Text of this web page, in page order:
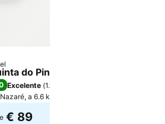
do Pinheiro Hotel E Eventos
Excelente (1.137 pontuações
Nazaré, a 6.6 km de Centro da cidade
€ 89